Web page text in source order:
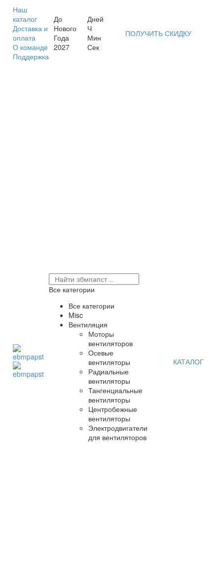
Наш
каталог
Доставка и
оплата
О команде
Поддержка
До
Нового
Года
2027
Дней
Ч
Мин
Сек
ПОЛУЧИТЬ СКИДКУ
Все категории
Все категории
Misc
Вентиляция
Моторы
вентиляторов
Осевые
вентиляторы
Радиальные
вентиляторы
Тангенциальные
вентиляторы
Центробежные
вентиляторы
Электродвигатели
для вентиляторов
КАТАЛОГ